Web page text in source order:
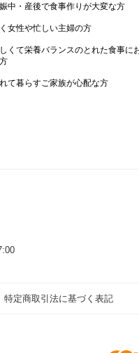
中・産後で食事作りが大変な方
女性や忙しい主婦の方
くて栄養バランスのとれた食事に
て暮らすご家族が心配な方
特定商取引法に基づく表記